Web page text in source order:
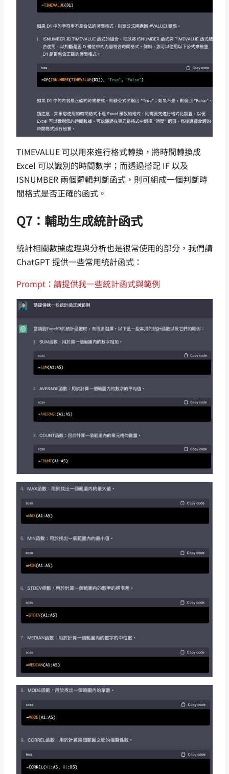
TIMEVALUE 可以用來進行格式轉換，將時間轉換成
Excel 可以識別的時間數字；而透過搭配 IF 以及
ISNUMBER 兩個邏輯判斷函式，則可組成一個判斷時
間格式是否正確的函式。
Q7：輔助生成統計函式
統計相關數據處理與分析也是很常使用的部分，我們請
ChatGPT 提供一些常用統計函式：
Prompt：請提供我一些統計函式與範例